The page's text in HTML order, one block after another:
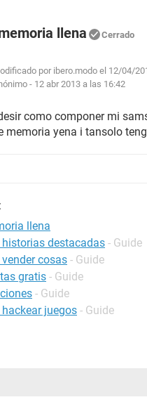
llena Cerrado
por ibero.modo el 12/04/
- 12 abr 2013 a las 16:42
como componer mi
memoria yena i tansolo
llena
destacadas - Guide
cosas - Guide
gratis - Guide
- Guide
juegos - Guide